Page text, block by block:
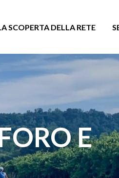
SCOPERTA DELLA RETE
E